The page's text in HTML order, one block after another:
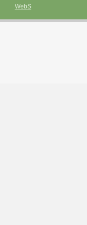
WebS